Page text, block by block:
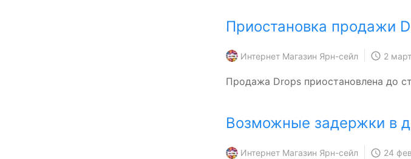
Приостановка продажи
Интернет Магазин Ярн-сейл 2
Продажа Drops приостановлена до
Возможные задержки в
Интернет Магазин Ярн-сейл 24